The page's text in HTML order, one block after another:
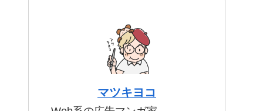
マツキヨコ